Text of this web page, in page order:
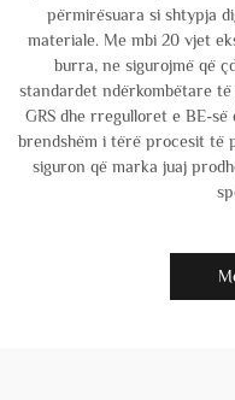
përmirësuara si shtypja
materiale. Me mbi 20 vjet
burra, ne sigurojmë që
standardet ndërkombëtare
GRS dhe rregulloret e BE-
brendshëm i tërë procesit
siguron që marka juaj